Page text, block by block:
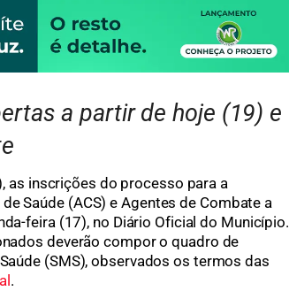
a partir de hoje (19) e
as inscrições do processo para a
Saúde (ACS) e Agentes de Combate a
feira (17), no Diário Oficial do Município.
deverão compor o quadro de
(SMS), observados os termos das
.